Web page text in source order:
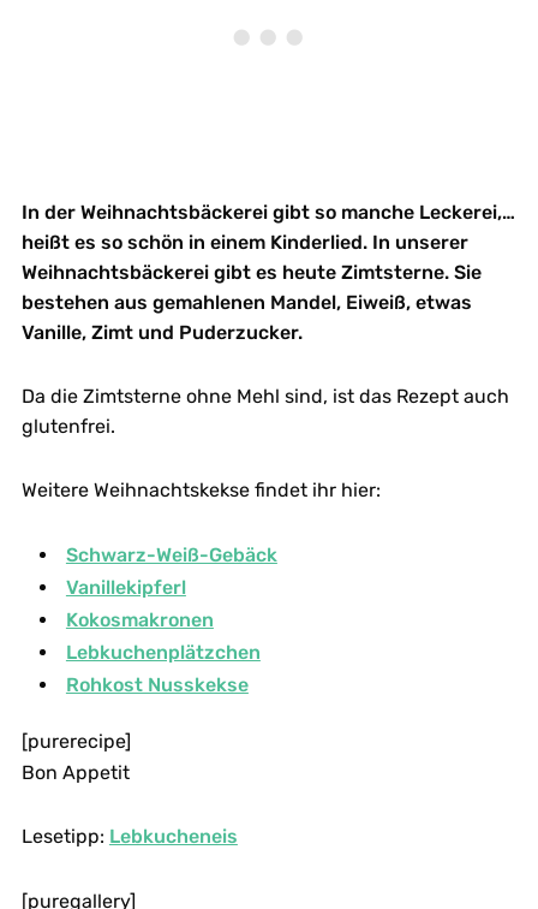
In der Weihnachtsbäckerei gibt so manche Leckerei,…
heißt es so schön in einem Kinderlied. In unserer
Weihnachtsbäckerei gibt es heute Zimtsterne. Sie
bestehen aus gemahlenen Mandel, Eiweiß, etwas
Vanille, Zimt und Puderzucker.
Da die Zimtsterne ohne Mehl sind, ist das Rezept auch
glutenfrei.
Weitere Weihnachtskekse findet ihr hier:
Schwarz-Weiß-Gebäck
Vanillekipferl
Kokosmakronen
Lebkuchenplätzchen
Rohkost Nusskekse
[purerecipe]
Bon Appetit
Lesetipp: Lebkucheneis
[puregallery]